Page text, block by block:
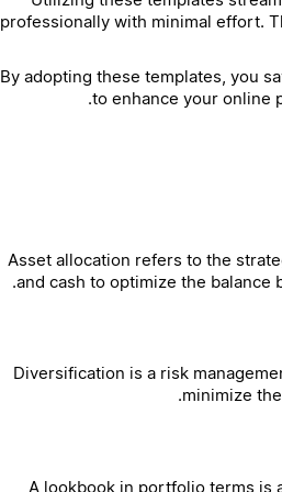
professionally with minimal effort.
By adopting these templates, you
to enhance your online
Asset allocation refers to the
and cash to optimize the balance
Diversification is a risk
minimize
A lookbook in portfolio terms is